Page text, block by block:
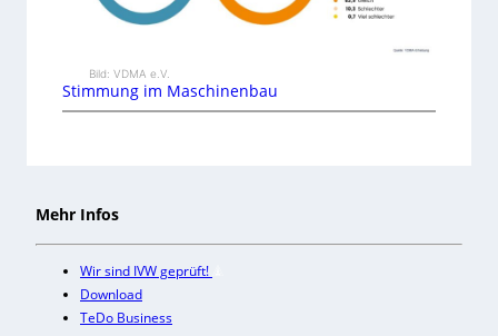
Bild: VDMA e.V.
Stimmung im Maschinenbau
Mehr Infos
Wir sind IVW geprüft!
Download
TeDo Business